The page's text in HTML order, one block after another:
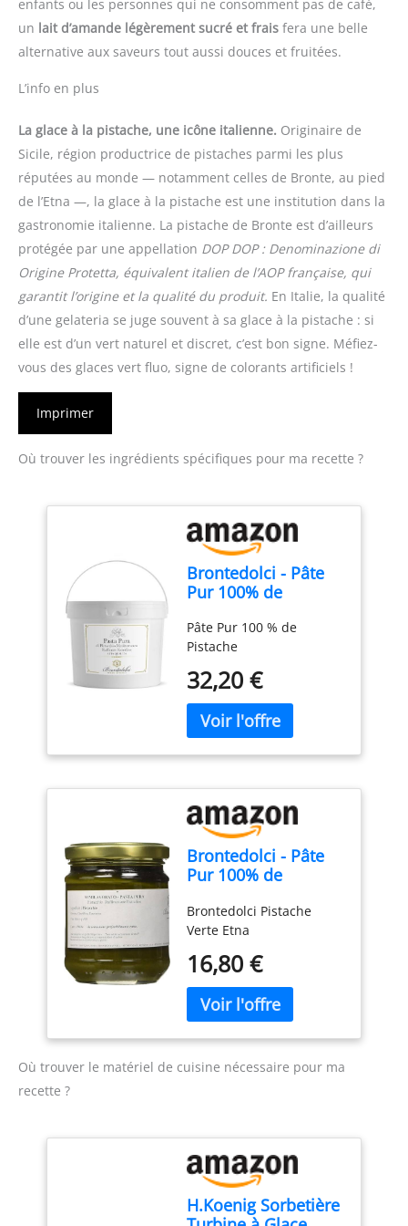
enfants ou les personnes qui ne consomment pas de café,
un lait d’amande légèrement sucré et frais fera une belle
alternative aux saveurs tout aussi douces et fruitées.
L’info en plus
La glace à la pistache, une icône italienne. Originaire de
Sicile, région productrice de pistaches parmi les plus
réputées au monde — notamment celles de Bronte, au pied
de l’Etna —, la glace à la pistache est une institution dans la
gastronomie italienne. La pistache de Bronte est d’ailleurs
protégée par une appellation DOP DOP : Denominazione di
Origine Protetta, équivalent italien de l’AOP française, qui
garantit l’origine et la qualité du produit. En Italie, la qualité
d’une gelateria se juge souvent à sa glace à la pistache : si
elle est d’un vert naturel et discret, c’est bon signe. Méfiez-
vous des glaces vert fluo, signe de colorants artificiels !
Imprimer
Où trouver les ingrédients spécifiques pour ma recette ?
Brontedolci - Pâte
Pur 100% de
Verte - (500,
Grammes)
Pâte Pur 100 % de
Pistache
32,20 €
Brontedolci - Pâte
Pur 100% de
Verte Etna - 190g
Brontedolci Pistache
Verte Etna
16,80 €
Où trouver le matériel de cuisine nécessaire pour ma
recette ?
H.Koenig Sorbetière